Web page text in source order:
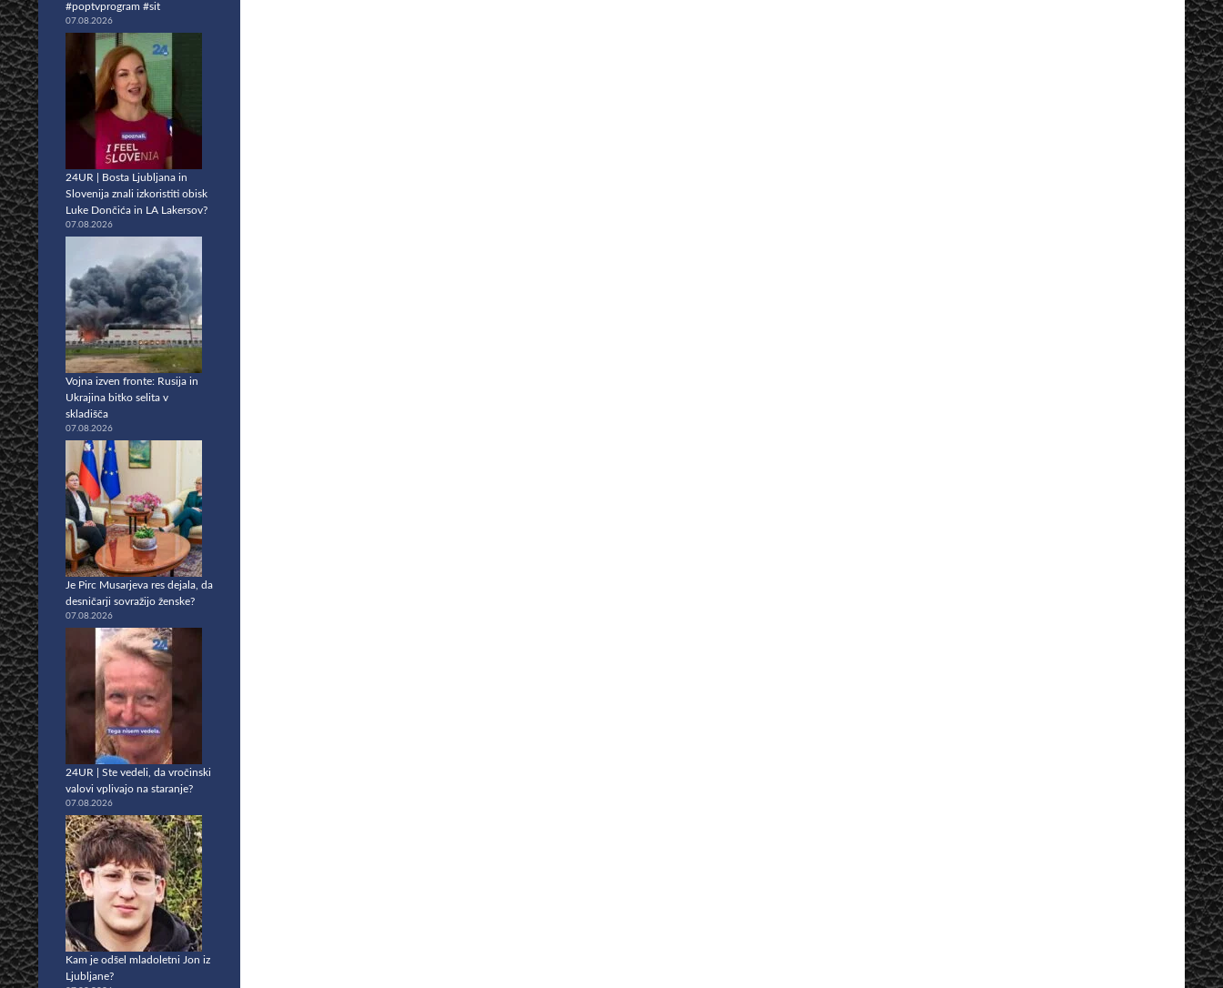
#poptvprogram #sit
07.08.2026
24UR | Bosta Ljubljana in
Slovenija znali izkoristiti obisk
Luke Dončića in LA Lakersov?
07.08.2026
Vojna izven fronte: Rusija in
Ukrajina bitko selita v
skladišča
07.08.2026
Je Pirc Musarjeva res dejala, da
desničarji sovražijo ženske?
07.08.2026
24UR | Ste vedeli, da vročinski
valovi vplivajo na staranje?
07.08.2026
Kam je odšel mladoletni Jon iz
Ljubljane?